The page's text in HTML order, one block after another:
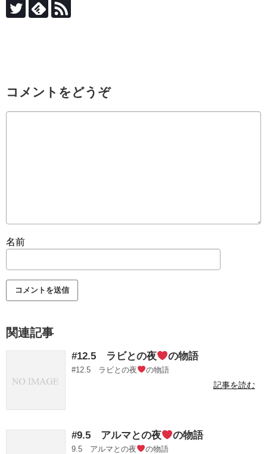
コメントをどうぞ
名前
関連記事
#12.5 ラビとの夜 の物語
#12.5 ラビとの夜 の物語
記事を読む
#9.5 アルマとの夜 の物語
9.5 アルマとの夜 の物語